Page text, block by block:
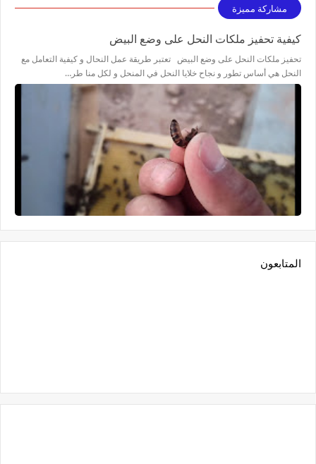
مشاركة مميزة
كيفية تحفيز ملكات النحل على وضع البيض
تحفيز ملكات النحل على وضع البيض تعتبر طريقة عمل النحال و كيفية التعامل مع
النحل هي أساس تطور و نجاح خلايا النحل في المنحل و لكل منا طر…
المتابعون